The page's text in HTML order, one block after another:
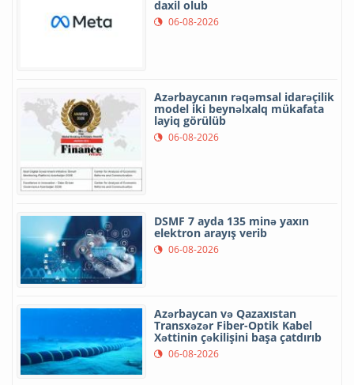
daxil olub
06-08-2026
Azərbaycanın rəqəmsal idarəçilik
model iki beynəlxalq mükafata
layiq görülüb
06-08-2026
DSMF 7 ayda 135 minə yaxın
elektron arayış verib
06-08-2026
Azərbaycan və Qazaxıstan
Transxəzər Fiber-Optik Kabel
Xəttinin çəkilişini başa çatdırıb
06-08-2026